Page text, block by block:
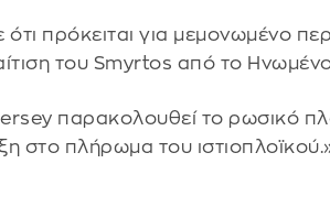
ότι πρόκειται για μεμονωμένο
του Smyrtos από το
παρακολουθεί το ρωσικό
στο πλήρωμα του